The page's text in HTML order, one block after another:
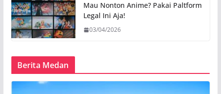
Mau Nonton Anime? Pakai Paltform
Legal Ini Aja!
03/04/2026
Berita Medan